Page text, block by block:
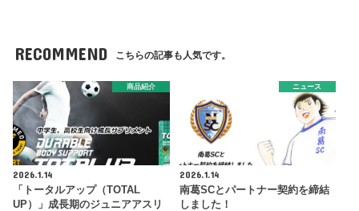
RECOMMEND こちらの記事も人気です。
商品紹介
2026.1.14
「トータルアップ（TOTAL
UP）」成長期のジュニアアスリ
ニュース
2026.1.14
南葛SCとパートナー契約を締結
しました！